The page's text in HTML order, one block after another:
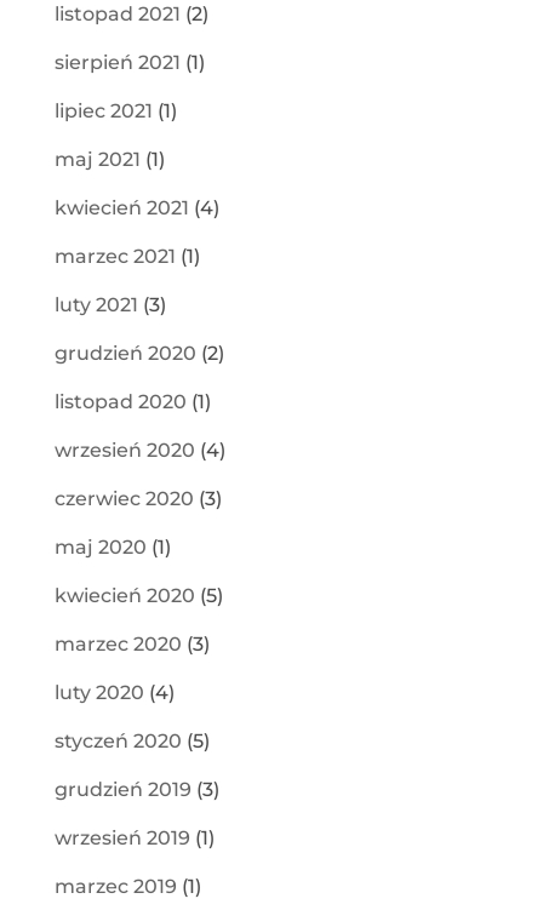
listopad 2021 (2)
sierpień 2021 (1)
lipiec 2021 (1)
maj 2021 (1)
kwiecień 2021 (4)
marzec 2021 (1)
luty 2021 (3)
grudzień 2020 (2)
listopad 2020 (1)
wrzesień 2020 (4)
czerwiec 2020 (3)
maj 2020 (1)
kwiecień 2020 (5)
marzec 2020 (3)
luty 2020 (4)
styczeń 2020 (5)
grudzień 2019 (3)
wrzesień 2019 (1)
marzec 2019 (1)